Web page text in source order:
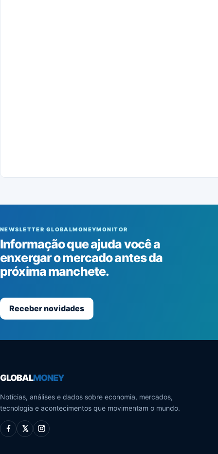
NEWSLETTER GLOBALMONEYMONITOR
Informação que ajuda você a
enxergar o mercado antes da
próxima manchete.
Receber novidades
GLOBALMONEY
Notícias, análises e dados sobre economia, mercados,
tecnologia e acontecimentos que movimentam o mundo.
Facebook
X Instagram